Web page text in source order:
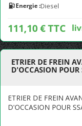
Energie :Diesel
111,10 € TTC
ETRIER DE FREIN
D'OCCASION
ETRIER DE FREIN
D'OCCASION POUR